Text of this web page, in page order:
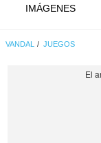
IMÁGENES
VANDAL JUEGOS